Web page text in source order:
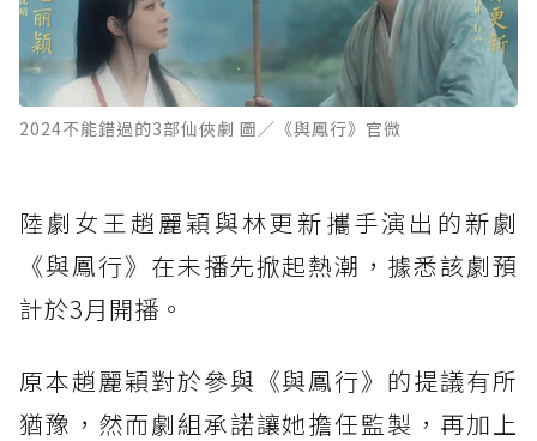
2024不能錯過的3部仙俠劇 圖／《與鳳行》官微
陸劇女王趙麗穎與林更新攜手演出的新劇
《與鳳行》在未播先掀起熱潮，據悉該劇預
計於3月開播。
原本趙麗穎對於參與《與鳳行》的提議有所
猶豫，然而劇組承諾讓她擔任監製，再加上